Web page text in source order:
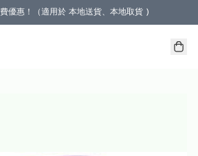
優惠！（適用於 本地送貨、本地取貨 )